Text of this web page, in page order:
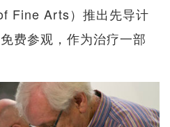
Fine Arts）推出先导计
费参观，作为治疗一部